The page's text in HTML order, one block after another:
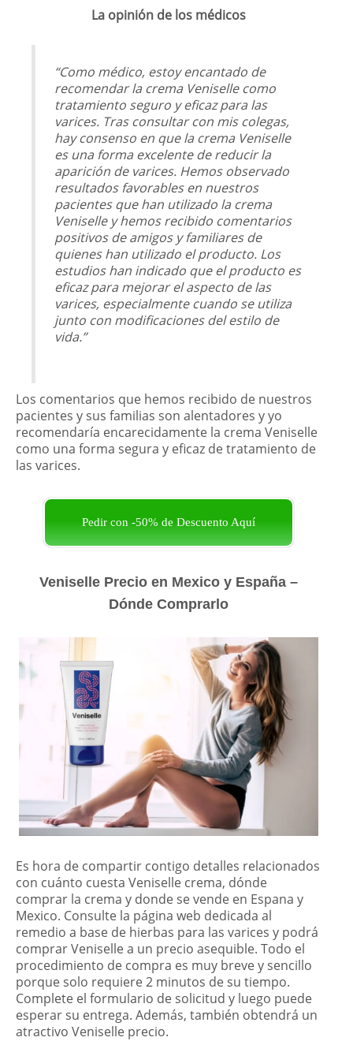
La opinión de los médicos
“Como médico, estoy encantado de
recomendar la crema Veniselle como
tratamiento seguro y eficaz para las
varices. Tras consultar con mis colegas,
hay consenso en que la crema Veniselle
es una forma excelente de reducir la
aparición de varices. Hemos observado
resultados favorables en nuestros
pacientes que han utilizado la crema
Veniselle y hemos recibido comentarios
positivos de amigos y familiares de
quienes han utilizado el producto. Los
estudios han indicado que el producto es
eficaz para mejorar el aspecto de las
varices, especialmente cuando se utiliza
junto con modificaciones del estilo de
vida.”
Los comentarios que hemos recibido de nuestros
pacientes y sus familias son alentadores y yo
recomendaría encarecidamente la crema Veniselle
como una forma segura y eficaz de tratamiento de
las varices.
Pedir con -50% de Descuento Aquí
Veniselle Precio en Mexico y España –
Dónde Comprarlo
Es hora de compartir contigo detalles relacionados
con cuánto cuesta Veniselle crema, dónde
comprar la crema y donde se vende en Espana y
Mexico. Consulte la página web dedicada al
remedio a base de hierbas para las varices y podrá
comprar Veniselle a un precio asequible. Todo el
procedimiento de compra es muy breve y sencillo
porque solo requiere 2 minutos de su tiempo.
Complete el formulario de solicitud y luego puede
esperar su entrega. Además, también obtendrá un
atractivo Veniselle precio.